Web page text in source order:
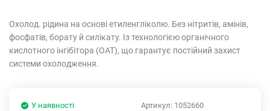
Охолод. рідина на основі етиленгліколю. Без нітритів, амінів,
фосфатів, борату й силікату. Із технологією органічного
кислотного інгібітора (OAT), що гарантує постійний захист
системи охолодження.
Артикул: 1052660
У наявності